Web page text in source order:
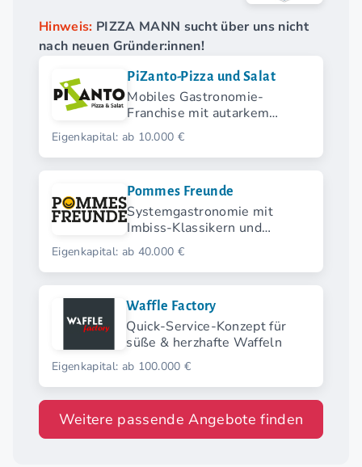
Hinweis: PIZZA MANN sucht über uns nicht
nach neuen Gründer:innen!
PiZanto-Pizza und Salat
Mobiles Gastronomie-
Franchise mit autarkem
Verkaufsanhänger für Pizza
und Salat
Eigenkapital: ab 10.000 €
Pommes Freunde
Systemgastronomie mit
Imbiss-Klassikern und
modernen Streetfood-
Highlights.
Eigenkapital: ab 40.000 €
Waffle Factory
Quick-Service-Konzept für
süße & herzhafte Waffeln
Eigenkapital: ab 100.000 €
Weitere passende Angebote finden